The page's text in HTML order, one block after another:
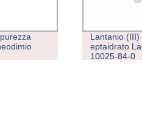
Lantanio
eptaidrato
10025-84-0